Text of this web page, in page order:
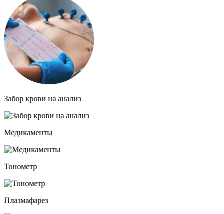
Забор крови на анализ
Медикаменты
Тонометр
Плазмафарез